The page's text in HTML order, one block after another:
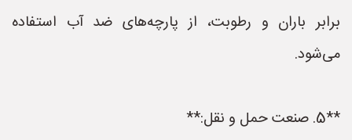
برابر باران و رطوبت، از پارچه‌های ضد آب استفاده
می‌شود.
**5. صنعت حمل و نقل:**